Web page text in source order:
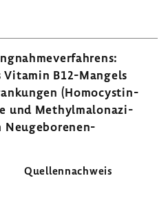
B12-​Mangels
(Homo­cys­ti­n­
und Methyl­ma­lo­na­zi­